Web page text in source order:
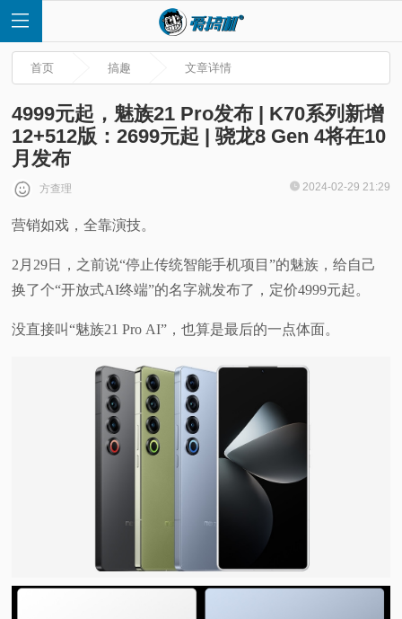
首
讯
首页 搞趣 文章详情
4999元起，魅族21 Pro发布 | K70系列新增
12+512版：2699元起 | 骁龙8 Gen 4将在10
月发布
方查理 2024-02-29 21:29
营销如戏，全靠演技。
2月29日，之前说“停止传统智能手机项目”的魅族，给自己
换了个“开放式AI终端”的名字就发布了，定价4999元起。
没直接叫“魅族21 Pro AI”，也算是最后的一点体面。